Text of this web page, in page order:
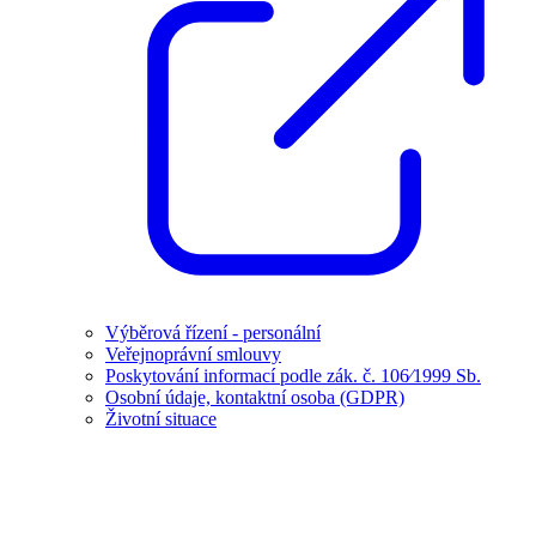
Výběrová řízení - personální
Veřejnoprávní smlouvy
Poskytování informací podle zák. č. 106⁄1999 Sb.
Osobní údaje, kontaktní osoba (GDPR)
Životní situace